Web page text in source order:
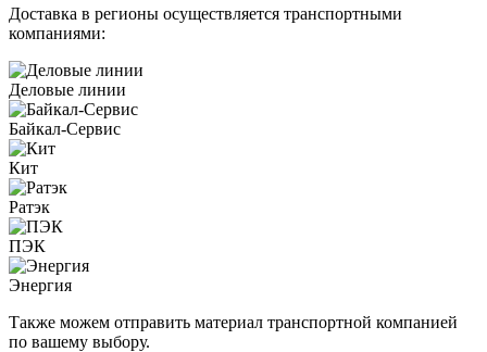
Доставка в регионы осуществляется транспортными
компаниями:
Деловые линии
Байкал-Сервис
Кит
Ратэк
ПЭК
Энергия
Также можем отправить материал транспортной компанией
по вашему выбору.